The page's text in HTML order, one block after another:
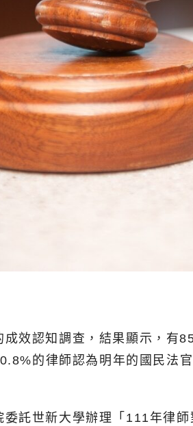
效認知調查，結果顯示，
的律師認為明年的國民法
託世新大學辦理「111年律